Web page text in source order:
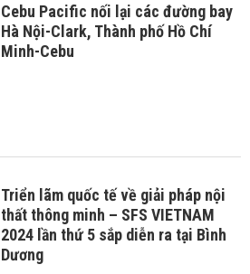
Cebu Pacific nối lại các đường bay
Hà Nội-Clark, Thành phố Hồ Chí
Minh-Cebu
Triển lãm quốc tế về giải pháp nội
thất thông minh – SFS VIETNAM
2024 lần thứ 5 sắp diễn ra tại Bình
Dương